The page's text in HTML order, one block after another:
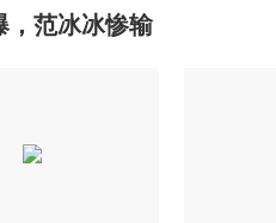
，范冰冰惨输